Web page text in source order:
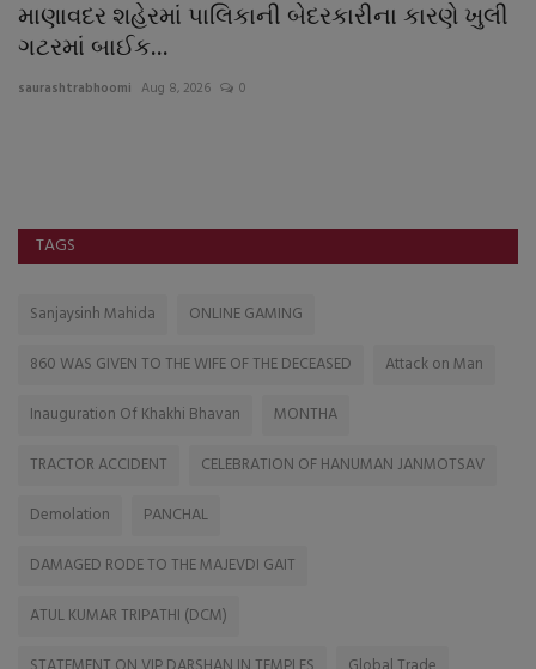
માણાવદર શહેરમાં પાલિકાની બેદરકારીના કારણે ખુલી
ગટરમાં બાઈક...
saurashtrabhoomi Aug 8, 2026 0
TAGS
Sanjaysinh Mahida
ONLINE GAMING
860 WAS GIVEN TO THE WIFE OF THE DECEASED
Attack on Man
Inauguration Of Khakhi Bhavan
MONTHA
TRACTOR ACCIDENT
CELEBRATION OF HANUMAN JANMOTSAV
Demolation
PANCHAL
DAMAGED RODE TO THE MAJEVDI GAIT
ATUL KUMAR TRIPATHI (DCM)